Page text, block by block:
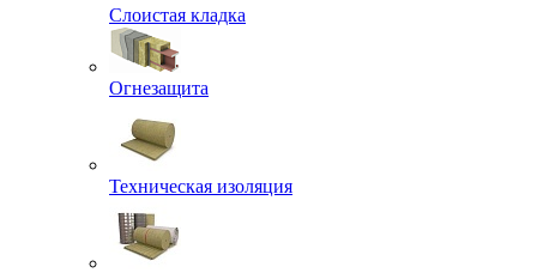
Слоистая кладка
Огнезащита
Техническая изоляция